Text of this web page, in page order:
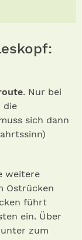
. Nur bei
die
sich dann
weitere
Ostrücken
führt
ein. Über
zum